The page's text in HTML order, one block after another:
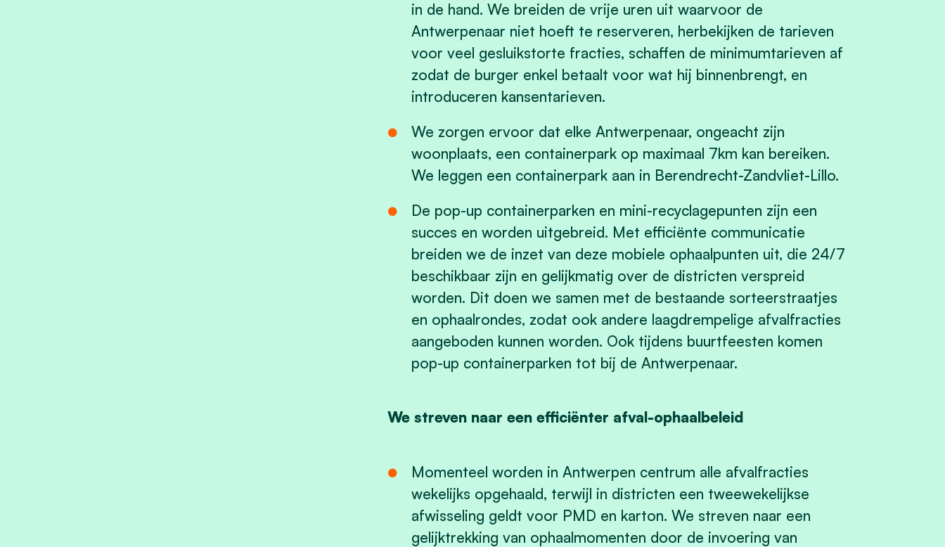
in de hand. We breiden de vrije uren uit waarvoor de
Antwerpenaar niet hoeft te reserveren, herbekijken de tarieven
voor veel gesluikstorte fracties, schaffen de minimumtarieven af
zodat de burger enkel betaalt voor wat hij binnenbrengt, en
introduceren kansentarieven.
We zorgen ervoor dat elke Antwerpenaar, ongeacht zijn
woonplaats, een containerpark op maximaal 7km kan bereiken.
We leggen een containerpark aan in Berendrecht-Zandvliet-Lillo.
De pop-up containerparken en mini-recyclagepunten zijn een
succes en worden uitgebreid. Met efficiënte communicatie
breiden we de inzet van deze mobiele ophaalpunten uit, die 24/7
beschikbaar zijn en gelijkmatig over de districten verspreid
worden. Dit doen we samen met de bestaande sorteerstraatjes
en ophaalrondes, zodat ook andere laagdrempelige afvalfracties
aangeboden kunnen worden. Ook tijdens buurtfeesten komen
pop-up containerparken tot bij de Antwerpenaar.
We streven naar een efficiënter afval-ophaalbeleid
Momenteel worden in Antwerpen centrum alle afvalfracties
wekelijks opgehaald, terwijl in districten een tweewekelijkse
afwisseling geldt voor PMD en karton. We streven naar een
gelijktrekking van ophaalmomenten door de invoering van